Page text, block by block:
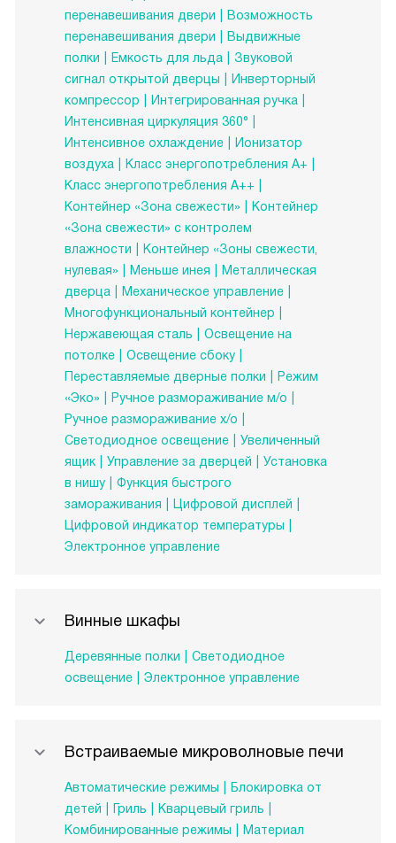
перенавешивания двери
Возможность
перенавешивания двери
Выдвижные
полки
Емкость для льда
Звуковой
сигнал открытой дверцы
Инверторный
компрессор
Интегрированная ручка
Интенсивная циркуляция 360°
Интенсивное охлаждение
Ионизатор
воздуха
Класс энергопотребления А+
Класс энергопотребления А++
Контейнер «Зона свежести»
Контейнер
«Зона свежести» с контролем
влажности
Контейнер «Зоны свежести,
нулевая»
Меньше инея
Металлическая
дверца
Механическое управление
Многофункциональный контейнер
Нержавеющая сталь
Освещение на
потолке
Освещение сбоку
Переставляемые дверные полки
Режим
«Эко»
Ручное размораживание м/о
Ручное размораживание х/о
Светодиодное освещение
Увеличенный
ящик
Управление за дверцей
Установка
в нишу
Функция быстрого
замораживания
Цифровой дисплей
Цифровой индикатор температуры
Электронное управление
Винные шкафы
Деревянные полки
Светодиодное
освещение
Электронное управление
Встраиваемые микроволновые печи
Автоматические режимы
Блокировка от
детей
Гриль
Кварцевый гриль
Комбинированные режимы
Материал